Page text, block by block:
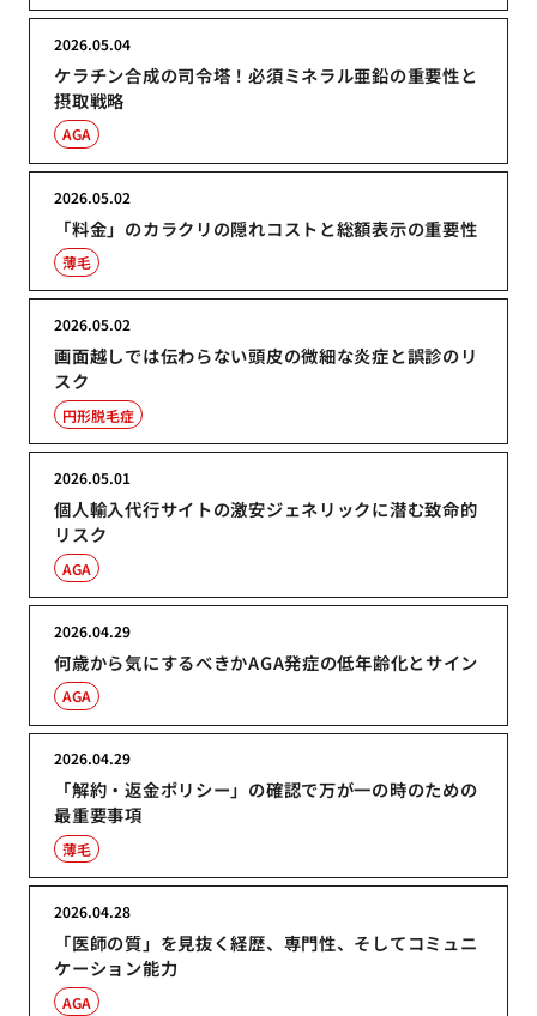
ケラチン合成の司令塔！必須ミネラル亜鉛の重要性と
摂取戦略
2026.05.04
AGA
「料金」のカラクリの隠れコストと総額表示の重要性
2026.05.02
薄毛
画面越しでは伝わらない頭皮の微細な炎症と誤診のリ
スク
2026.05.02
円形脱毛症
個人輸入代行サイトの激安ジェネリックに潜む致命的
リスク
2026.05.01
AGA
何歳から気にするべきかAGA発症の低年齢化とサイン
2026.04.29
AGA
「解約・返金ポリシー」の確認で万が一の時のための
最重要事項
2026.04.29
薄毛
「医師の質」を見抜く経歴、専門性、そしてコミュニ
ケーション能力
2026.04.28
AGA